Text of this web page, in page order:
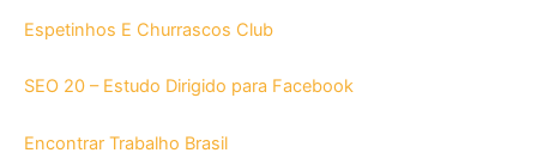
Espetinhos E Churrascos Club
SEO 20 – Estudo Dirigido para Facebook
Encontrar Trabalho Brasil